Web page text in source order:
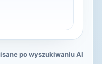
po wyszukiwaniu AI